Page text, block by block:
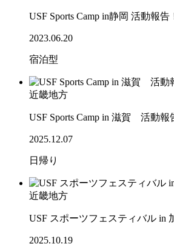
USF Sports Camp in静岡 活動報告
2023.06.20
宿泊型
近畿地方
USF Sports Camp in 滋賀 活動報
2025.12.07
日帰り
近畿地方
USF スポーツフェスティバル
2025.10.19